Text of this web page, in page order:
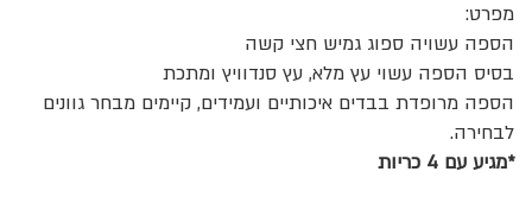
מפרט:
הספה עשויה ספוג גמיש חצי קשה
בסיס הספה עשוי עץ מלא, עץ סנדוויץ ומתכת
הספה מרופדת בבדים איכותיים ועמידים, קיימים מבחר גוונים
לבחירה.
*מגיע עם 4 כריות